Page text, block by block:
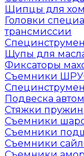
Щипцы для
Головки
трансмиссии
Щупы для
Фиксаторы
Съемники
Подвеска
Стяжки пружин
Съемники
Съемники
Съемники